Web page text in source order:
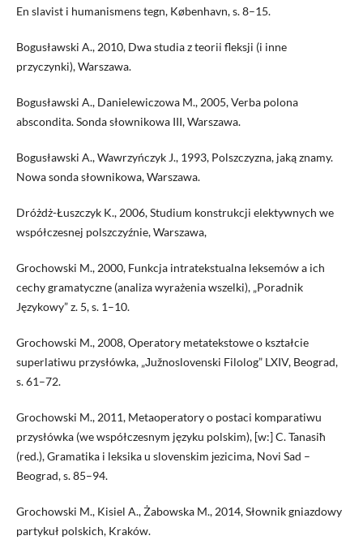
En slavist i humanismens tegn, København, s. 8–15.
Bogusławski A., 2010, Dwa studia z teorii fleksji (i inne
przyczynki), Warszawa.
Bogusławski A., Danielewiczowa M., 2005, Verba polona
abscondita. Sonda słownikowa III, Warszawa.
Bogusławski A., Wawrzyńczyk J., 1993, Polszczyzna, jaką znamy.
Nowa sonda słownikowa, Warszawa.
Dróżdż-Łuszczyk K., 2006, Studium konstrukcji elektywnych we
współczesnej polszczyźnie, Warszawa,
Grochowski M., 2000, Funkcja intratekstualna leksemów a ich
cechy gramatyczne (analiza wyrażenia wszelki), „Poradnik
Językowy” z. 5, s. 1–10.
Grochowski M., 2008, Operatory metatekstowe o kształcie
superlatiwu przysłówka, „Јužnoslovenski Filolog” LXIV, Beograd,
s. 61–72.
Grochowski M., 2011, Metaoperatory o postaci komparatiwu
przysłówka (we współczesnym języku polskim), [w:] C. Tanasiћ
(red.), Gramatika i leksika u slovenskim јezicima, Novi Sad –
Beograd, s. 85–94.
Grochowski M., Kisiel A., Żabowska M., 2014, Słownik gniazdowy
partykuł polskich, Kraków.